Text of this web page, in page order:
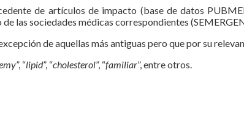
de artículos de impacto (base de datos
las sociedades médicas correspondientes
de aquellas más antiguas pero que por su
”, “lipid”, “cholesterol”, “familiar”, entre otros.